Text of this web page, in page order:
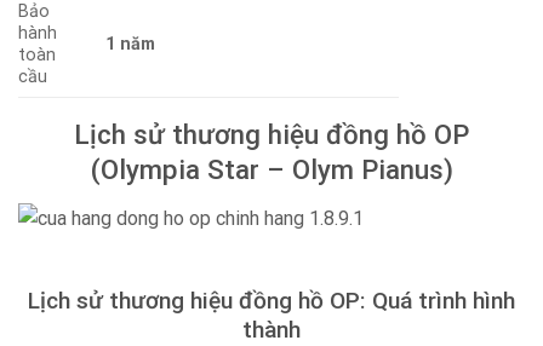
Bảo
hành
toàn
cầu
1 năm
Lịch sử thương hiệu đồng hồ OP
(Olympia Star – Olym Pianus)
Lịch sử thương hiệu đồng hồ OP: Quá trình hình
thành